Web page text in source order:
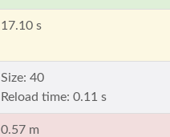
17.10 s
Size: 40
Reload time: 0.11 s
0.57 m